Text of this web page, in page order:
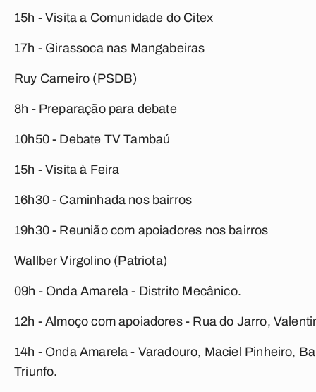
15h - Visita a Comunidade do Citex
17h - Girassoca nas Mangabeiras
Ruy Carneiro (PSDB)
8h - Preparação para debate
10h50 - Debate TV Tambaú
15h - Visita à Feira
16h30 - Caminhada nos bairros
19h30 - Reunião com apoiadores nos bairros
Wallber Virgolino (Patriota)
09h - Onda Amarela - Distrito Mecânico.
12h - Almoço com apoiadores - Rua do Jarro,
14h - Onda Amarela - Varadouro, Maciel Pinheiro,
Triunfo.